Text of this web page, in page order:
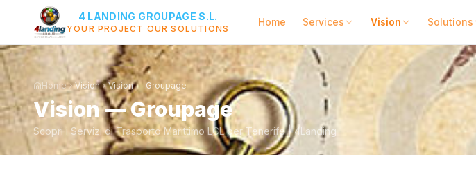
4 LANDING GROUPAGE S.L.
YOUR PROJECT OUR SOLUTIONS
Home Services Vision Solutions
Home Vision Vision — Groupage
Vision — Groupage
Scopri i Servizi di Trasporto Marittimo LCL per Tenerife | 4Landing